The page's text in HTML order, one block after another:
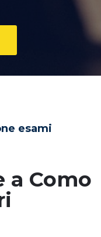
a Como
esami